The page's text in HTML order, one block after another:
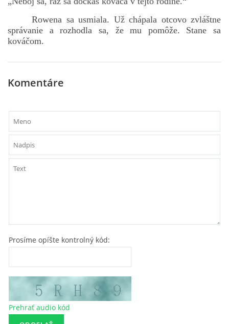
Rowena sa usmiala. Už chápala otcovo zvláštne
správanie a rozhodla sa, že mu pomôže. Stane sa
kováčom.
Komentáre
Prosíme opíšte kontrolný kód:
Prehrať audio kód